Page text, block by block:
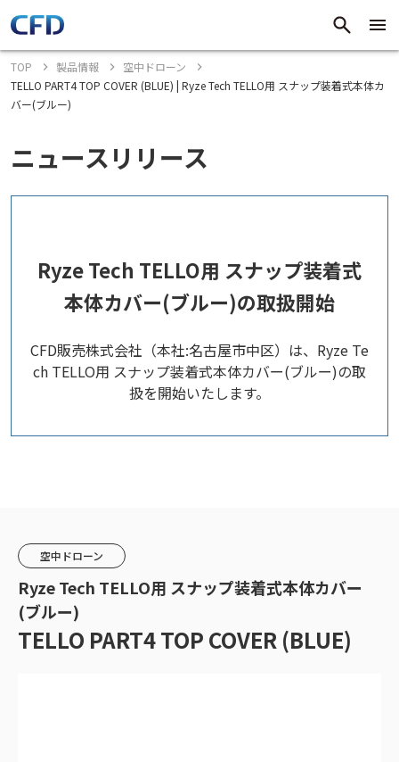
TOP 製品情報
空中ドローン
TELLO PART4 TOP COVER (BLUE) | Ryze Tech TELLO用 スナップ装着式本体カ
バー(ブルー)
ニュースリリース
Ryze Tech TELLO用 スナップ装着式
本体カバー(ブルー)の取扱開始
CFD販売株式会社（本社:名古屋市中区）は、Ryze Te
ch TELLO用 スナップ装着式本体カバー(ブルー)の取
扱を開始いたします。
空中ドローン
Ryze Tech TELLO用 スナップ装着式本体カバー
(ブルー)
TELLO PART4 TOP COVER (BLUE)